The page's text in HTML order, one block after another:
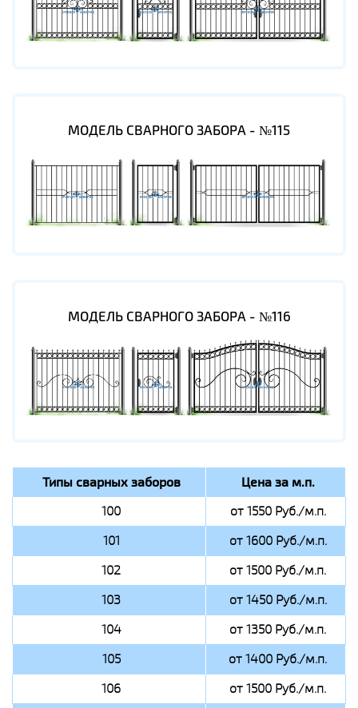
МОДЕЛЬ СВАРНОГО ЗАБОРА - №115
МОДЕЛЬ СВАРНОГО ЗАБОРА - №116
Типы сварных заборов Цена за м.п.
100
от 1550 Руб./м.п.
101
от 1600 Руб./м.п.
102
от 1500 Руб./м.п.
103
от 1450 Руб./м.п.
104
от 1350 Руб./м.п.
105
от 1400 Руб./м.п.
106
от 1500 Руб./м.п.